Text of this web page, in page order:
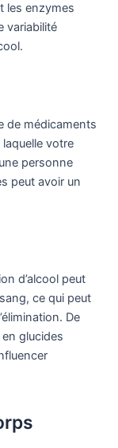
les enzymes
variabilité
de médicaments
votre
personne
peut avoir un
d’alcool peut
ce qui peut
De
glucides